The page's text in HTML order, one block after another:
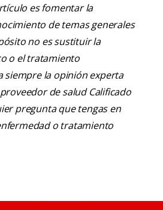
es fomentar la
de temas generales
no es sustituir la
o el tratamiento
siempre la opinión experta
de salud Calificado
pregunta que tengas en
o tratamiento